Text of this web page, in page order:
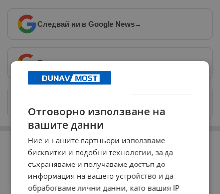
Следвай ни в Google News→
Предпочитани източници→
Изпращайте снимки и информация на
Отговорно използване на
вашите данни
Ние и нашите партньори използваме
бисквитки и подобни технологии, за да
съхраняваме и получаваме достъп до
информация на вашето устройство и да
обработваме лични данни, като вашия IP